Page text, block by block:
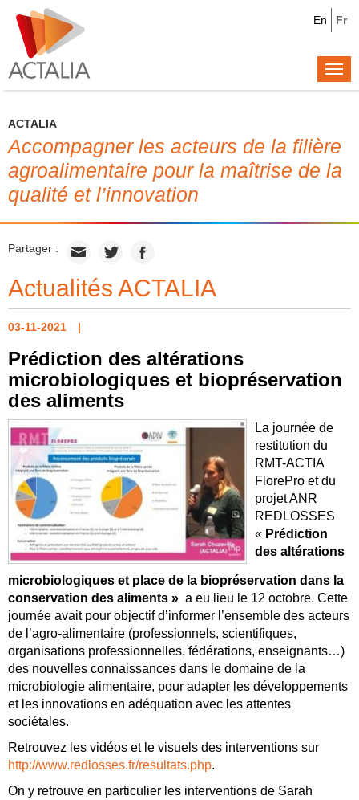
Fr
En
ACTALIA
Accompagner les acteurs de la filière
agroalimentaire pour la maîtrise de la
qualité et l’innovation
Partager :
Actualités ACTALIA
03-11-2021
Prédiction des altérations
microbiologiques et biopréservation
des aliments
La journée de
restitution du
RMT-ACTIA
FlorePro et du
projet ANR
REDLOSSES
« Prédiction
des altérations
microbiologiques et place de la biopréservation dans la
conservation des aliments » a eu lieu le 12 octobre. Cette
journée avait pour objectif d’informer l’ensemble des acteurs
de l’agro-alimentaire (professionnels, scientifiques,
organisations professionnelles, fédérations, enseignants…)
des nouvelles connaissances dans le domaine de la
microbiologie alimentaire, pour adapter les développements
et les innovations en adéquation avec les attentes
sociétales.
Retrouvez les vidéos et le visuels des interventions sur
http://www.redlosses.fr/resultats.php.
On y retrouve en particulier les interventions de Sarah